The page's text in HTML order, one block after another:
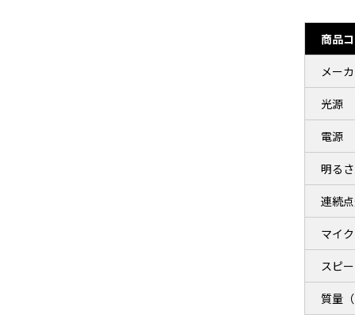
商品
メー
光源
電源
明るさ
連続点
マイク
スピ
質量（